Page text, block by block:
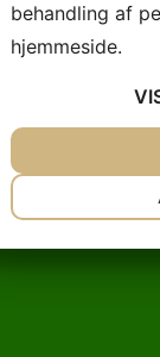
behandling af
hjemmeside.